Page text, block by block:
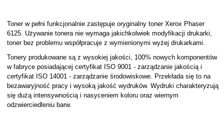
Toner w pełni funkcjonalnie zastępuje oryginalny toner Xerox Phaser
6125. Używanie tonera nie wymaga jakichkolwiek modyfikacji drukarki,
toner bez problemu współpracuje z wymienionymi wyżej drukarkami.
Tonery produkowane są z wysokiej jakości, 100% nowych komponentów
w fabryce posiadającej certyfikat ISO 9001 - zarządzanie jakością i
certyfikat ISO 14001 - zarządzanie środowiskowe. Przekłada się to na
bezawaryjność pracy i wysoką jakość wydruków. Wydruki charakteryzują
się dużą intensywnością i nasyceniem koloru oraz wiernym
odzwierciedleniu barw.